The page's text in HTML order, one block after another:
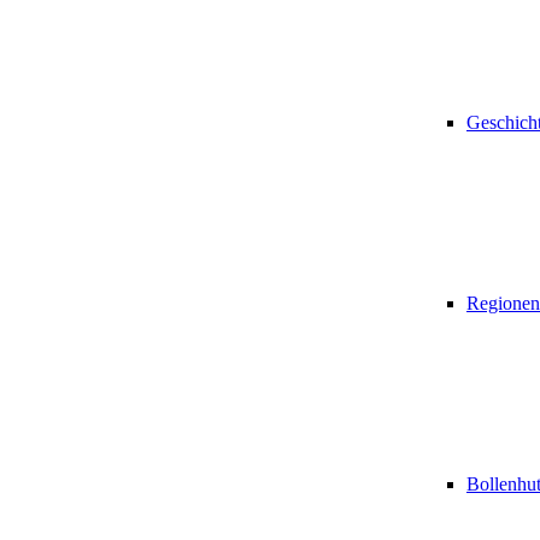
Regionen
Bollenhut